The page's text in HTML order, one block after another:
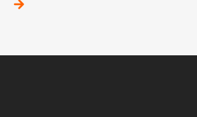
arrow_forward